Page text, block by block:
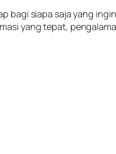
bagi siapa saja yang
yang tepat,